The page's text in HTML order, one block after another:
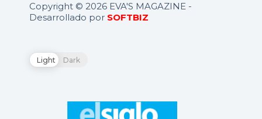
Copyright © 2026 EVA'S MAGAZINE -
Desarrollado por SOFTBIZ
Light Dark